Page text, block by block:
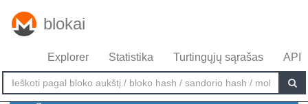
blokai
Explorer Statistika Turtingųjų sąrašas API